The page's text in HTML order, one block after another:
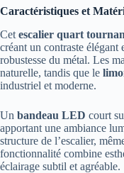
Caractéristiques et
Cet escalier quart
créant un contraste élégant
robustesse du métal. Les
naturelle, tandis que le
industriel et moderne.
Un bandeau LED court
apportant une ambiance
structure de l’escalier,
fonctionnalité combine
éclairage subtil et agréable.